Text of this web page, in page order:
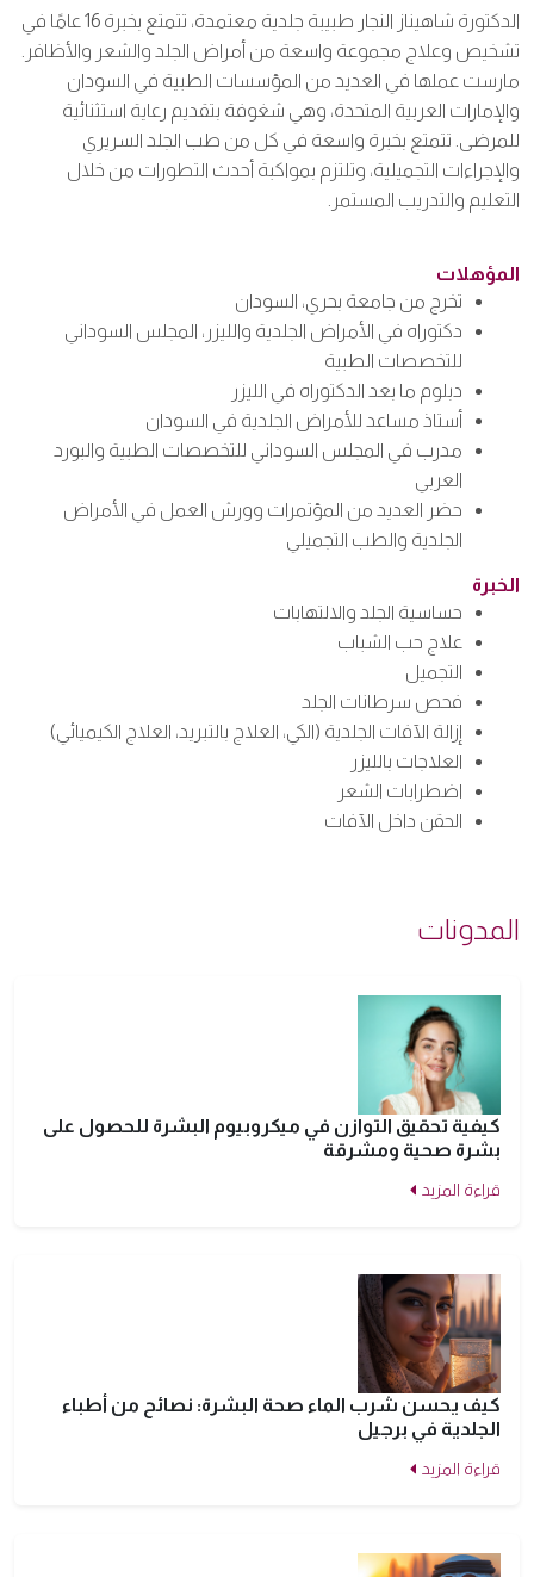
الدكتورة شاهيناز النجار طبيبة جلدية معتمدة، تتمتع بخبرة 16 عامًا في
تشخيص وعلاج مجموعة واسعة من أمراض الجلد والشعر والأظافر.
مارست عملها في العديد من المؤسسات الطبية في السودان
والإمارات العربية المتحدة، وهي شغوفة بتقديم رعاية استثنائية
للمرضى. تتمتع بخبرة واسعة في كل من طب الجلد السريري
والإجراءات التجميلية، وتلتزم بمواكبة أحدث التطورات من خلال
التعليم والتدريب المستمر.
المؤهلات
تخرج من جامعة بحري، السودان
دكتوراه في الأمراض الجلدية والليزر، المجلس السوداني
للتخصصات الطبية
دبلوم ما بعد الدكتوراه في الليزر
أستاذ مساعد للأمراض الجلدية في السودان
مدرب في المجلس السوداني للتخصصات الطبية والبورد
العربي
حضر العديد من المؤتمرات وورش العمل في الأمراض
الجلدية والطب التجميلي
الخبرة
حساسية الجلد والالتهابات
علاج حب الشباب
التجميل
فحص سرطانات الجلد
إزالة الآفات الجلدية (الكي، العلاج بالتبريد، العلاج الكيميائي)
العلاجات بالليزر
اضطرابات الشعر
الحقن داخل الآفات
المدونات
كيفية تحقيق التوازن في ميكروبيوم البشرة للحصول على
بشرة صحية ومشرقة
قراءة المزيد
كيف يحسن شرب الماء صحة البشرة: نصائح من أطباء
الجلدية في برجيل
قراءة المزيد